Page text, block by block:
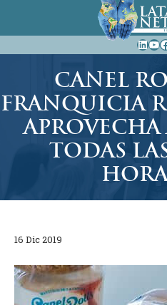
al
CANEL
FRANQUICIA
TODAS
16 Dic 2019